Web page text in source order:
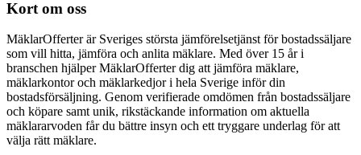
Kort om oss
MäklarOfferter är Sveriges största jämförelsetjänst för bostadssäljare
som vill hitta, jämföra och anlita mäklare. Med över 15 år i
branschen hjälper MäklarOfferter dig att jämföra mäklare,
mäklarkontor och mäklarkedjor i hela Sverige inför din
bostadsförsäljning. Genom verifierade omdömen från bostadssäljare
och köpare samt unik, rikstäckande information om aktuella
mäklararvoden får du bättre insyn och ett tryggare underlag för att
välja rätt mäklare.